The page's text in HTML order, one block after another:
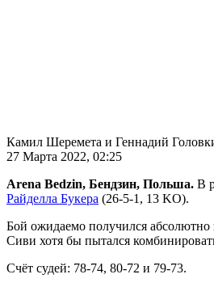
Камил Шеремета и Геннадий
27 Марта 2022, 02:25
Arena Bedzin, Бендзин, Польша. В
Райделла Букера (26-5-1, 13 KO).
Бой ожидаемо получился
Сиви хотя бы пытался
Счёт судей: 78-74, 80-72 и 79-73.